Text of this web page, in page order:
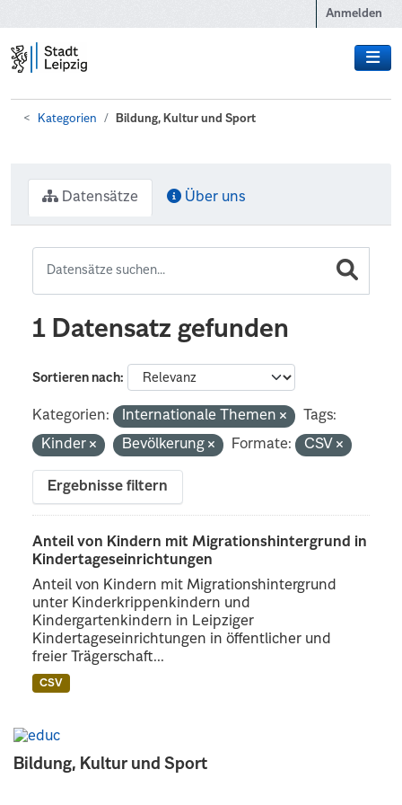
Anmelden
Kategorien Bildung, Kultur und Sport
Bildung, Kultur und Sport
Datensätze Über uns
1 Datensatz gefunden
Sortieren nach
Kategorien: Internationale Themen
Tags:
Kinder
Bevölkerung Formate: CSV
Ergebnisse filtern
Anteil von Kindern mit Migrationshintergrund in
Kindertageseinrichtungen
Anteil von Kindern mit Migrationshintergrund
unter Kinderkrippenkindern und
Kindergartenkindern in Leipziger
Kindertageseinrichtungen in öffentlicher und
freier Trägerschaft...
CSV